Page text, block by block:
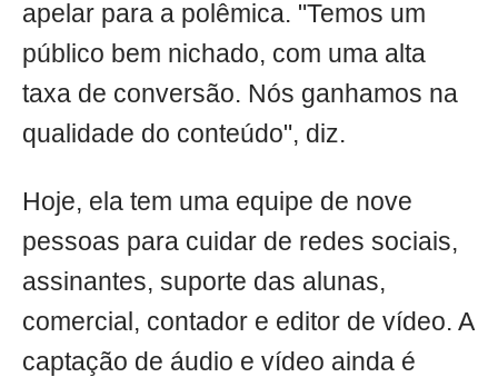
apelar para a polêmica. "Temos um
público bem nichado, com uma alta
taxa de conversão. Nós ganhamos na
qualidade do conteúdo", diz.
Hoje, ela tem uma equipe de nove
pessoas para cuidar de redes sociais,
assinantes, suporte das alunas,
comercial, contador e editor de vídeo. A
captação de áudio e vídeo ainda é